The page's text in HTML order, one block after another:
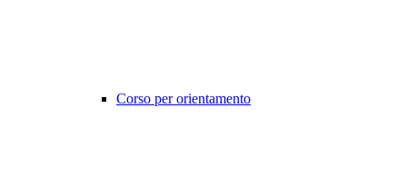
Corso per orientamento